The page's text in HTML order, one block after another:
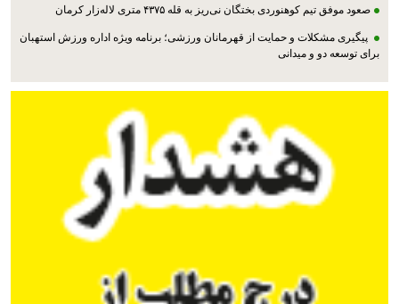
صعود موفق تیم کوهنوردی بختگان نی‌ریز به قله ۴۳۷۵ متری لاله‌زار کرمان
پیگیری مشکلات و حمایت از قهرمانان ورزشی؛ برنامه ویژه اداره ورزش استهبان
برای توسعه دو و میدانی